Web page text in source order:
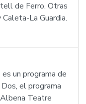
de Ferro. Otras
La Guardia.
un programa de
el programa
Teatre